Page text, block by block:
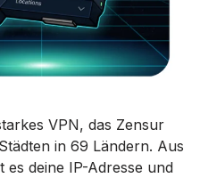
VPN, das Zensur
in 69 Ländern. Aus
es deine IP-Adresse und